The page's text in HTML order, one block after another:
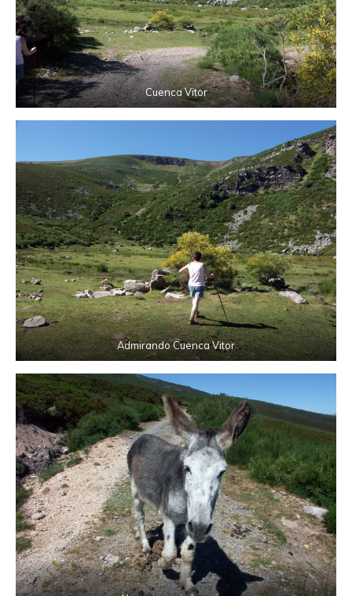
Cuenca Vitor
Admirando Cuenca Vitor